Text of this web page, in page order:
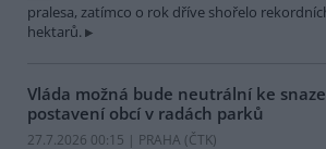
pralesa, zatímco o rok dříve shořelo
hektarů.
Vláda možná bude neutrální ke
postavení obcí v radách parků
27.7.2026 00:15 | PRAHA (ČTK)